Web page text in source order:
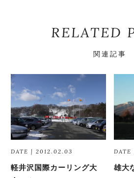
RELATED
関連記事
DATE | 2012.02.03
軽井沢国際カーリング大
雄大